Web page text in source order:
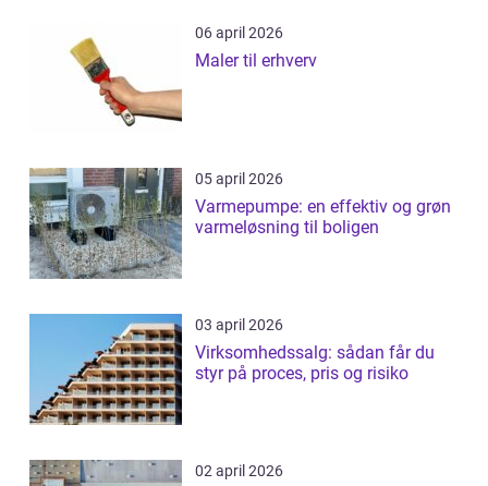
06 april 2026
Maler til erhverv
05 april 2026
Varmepumpe: en effektiv og grøn
varmeløsning til boligen
03 april 2026
Virksomhedssalg: sådan får du
styr på proces, pris og risiko
02 april 2026